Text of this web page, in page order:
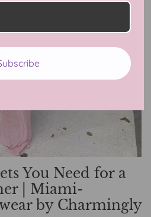
You Need for a
| Miami-
by Charmingly